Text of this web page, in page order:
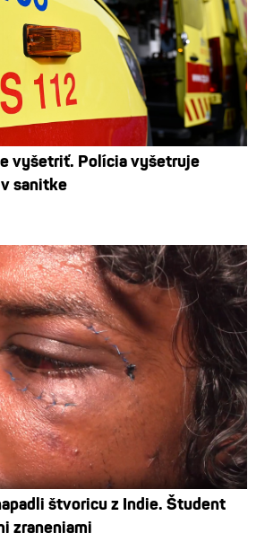
vyšetriť. Polícia vyšetruje
sanitke
štvoricu z Indie. Študent
zraneniami